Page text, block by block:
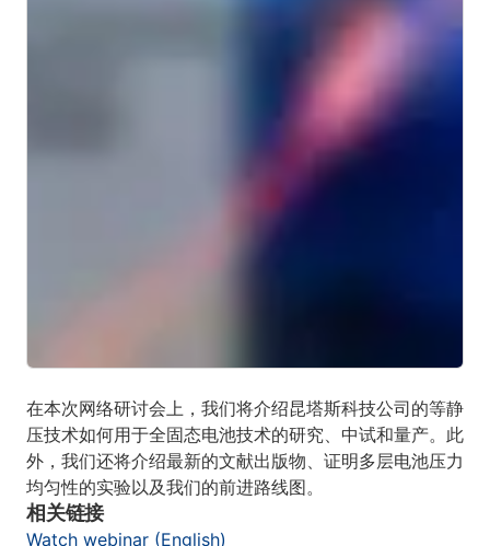
在本次网络研讨会上，我们将介绍昆塔斯科技公司的等静
压技术如何用于全固态电池技术的研究、中试和量产。此
外，我们还将介绍最新的文献出版物、证明多层电池压力
均匀性的实验以及我们的前进路线图。
相关链接
Watch webinar (English)